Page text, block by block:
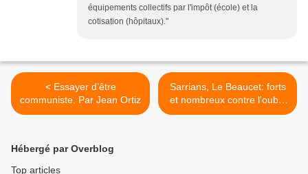
équipements collectifs par l'impôt (école) et la
cotisation (hôpitaux)."
< Essayer d’être
communiste. Par Jean Ortiz
Sarrians, Le Beaucet: forts
et nombreux contre l'oubli.
>
Hébergé par Overblog
Top articles